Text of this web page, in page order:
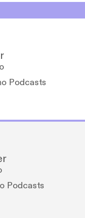
Podcasts
Podcasts